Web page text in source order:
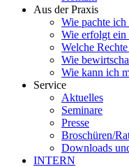
Aus der Praxis
Wie pachte
Wie erfolgt ein
Welche
Wie
Wie kann ich
Service
Aktuelles
Seminare
Presse
Broschüren/
Downloads
INTERN